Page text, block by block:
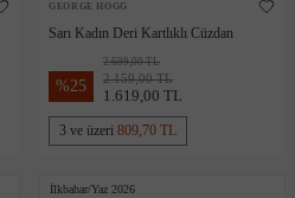
GEORGE HOGG
Sarı Kadın Deri Kartlıklı Cüzdan
%25
2.699,00 TL
2.159,00 TL
1.619,00 TL
3 ve üzeri 809,70 TL
İlkbahar/Yaz 2026